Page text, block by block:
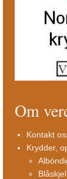
Om
Kontakt
Krydder,